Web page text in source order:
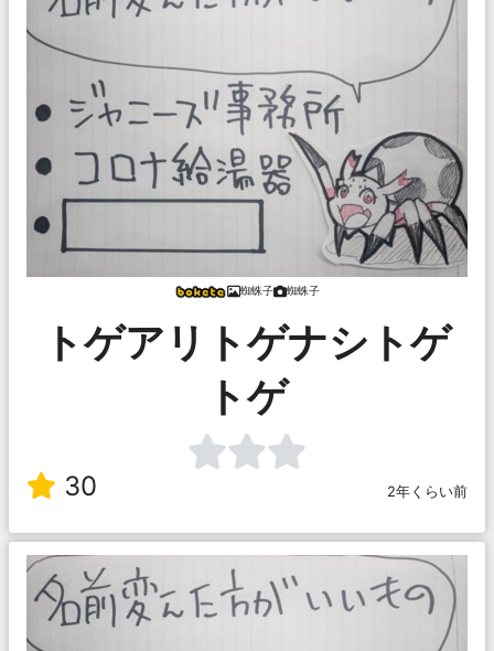
蜘蛛子 蜘蛛子
トゲアリトゲナシトゲ
トゲ
30 2年くらい前